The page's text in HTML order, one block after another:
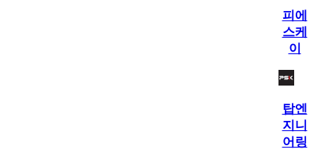
피에
스케
이
탑엔
지니
어링